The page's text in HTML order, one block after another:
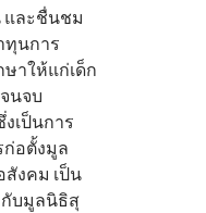
และชื่นชม
ทุนการ
าให้แก่เด็ก
นจบ
เป็นการ
ก่อตั้งมูล
งคม เป็น
กับมูลนิธิสุ